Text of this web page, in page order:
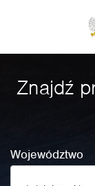
Znajdź
Województwo